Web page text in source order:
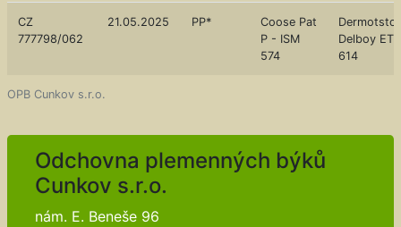
OPB Cunkov s.r.o.
CZ
777798/062
21.05.2025 PP*
Coose Pat
P - ISM
574
Delboy ET
614
Odchovna plemenných býků
Cunkov s.r.o.
nám. E. Beneše 96